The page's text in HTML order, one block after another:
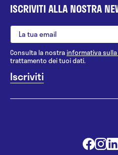
ISCRIVITI ALLA NOSTRA
Consulta la nostrainformativa
trattamento dei tuoi dati.